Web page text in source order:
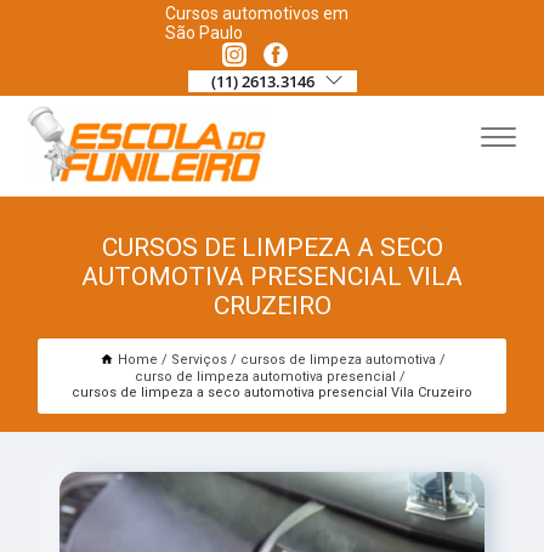
Cursos automotivos em
São Paulo
(11) 2613.3146
CURSOS DE LIMPEZA A SECO
AUTOMOTIVA PRESENCIAL VILA
CRUZEIRO
Home Serviços
cursos de limpeza automotiva
curso de limpeza automotiva presencial
cursos de limpeza a seco automotiva presencial Vila Cruzeiro